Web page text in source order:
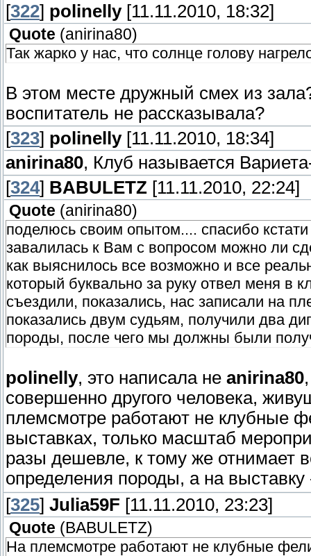
[322] polinelly[11.11.2010, 18:32]
Quote (anirina80)
Так жарко у нас, что солнце голову
В этом месте дружный смех из
воспитатель не рассказывала?
[323] polinelly[11.11.2010, 18:34]
anirina80, Клуб называется
[324] BABULETZ [11.11.2010, 22:24]
Quote (anirina80)
поделюсь своим опытом.... спасибо
завалилась к Вам с вопросом можно ли
как выяснилось все возможно и все
который буквально за руку отвел меня в
съездили, показались, нас записали на
показались двум судьям, получили два
породы, после чего мы должны были
polinelly, это написала не anirina80
совершенно другого человека,
племсмотре работают не клубные
выставках, только масштаб
разы дешевле, к тому же отнимает
определения породы, а на
[325] Julia59F [11.11.2010, 23:23]
Quote (BABULETZ)
На племсмотре работают не клубные